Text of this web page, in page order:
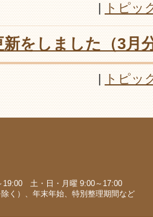
| トピッ
新をしました（3月
| トピッ
19:00 土・日・月曜 9:00～17:00
く）、年末年始、特別整理期間など